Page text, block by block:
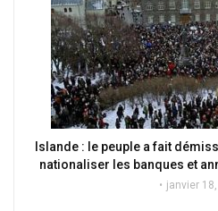
Islande : le peuple a fait
nationaliser les banques et
janvier